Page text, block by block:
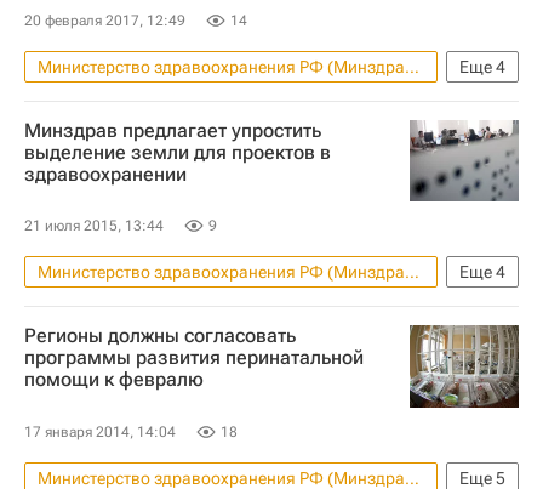
Россия
20 февраля 2017, 12:49 14
Еще4
Министерство здравоохранения РФ (Минздрав России)
Новости - Недвижимость
Недвижимость
Субсидии
Минздрав предлагает упростить
выделение земли для проектов в
здравоохранении
21 июля 2015, 13:44 9
Еще4
Министерство здравоохранения РФ (Минздрав России)
Новости - Недвижимость
Законодательство
Земельные участки
Россия
Регионы должны согласовать
программы развития перинатальной
помощи к февралю
17 января 2014, 14:04 18
Еще5
Министерство здравоохранения РФ (Минздрав России)